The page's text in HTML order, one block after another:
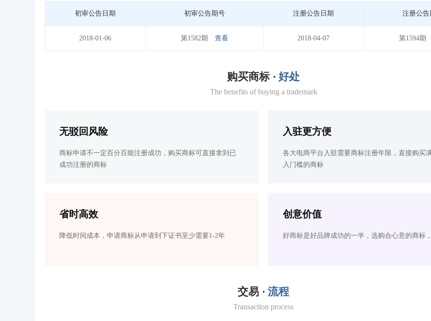
初审公告日期 初审公告期号 注册公告日期 注册公告
2018-01-06 第1582期 查看 2018-04-07 第1594期
购买商标 · 好处
The benefits of buying a trademark
无驳回风险
商标申请不一定百分百能注册成功，购买商标可直接拿到已
成功注册的商标
入驻更方便
各大电商平台入驻需要商标注册年限，直接购买
入门槛的商标
省时高效
降低时间成本，申请商标从申请到下证书至少需要1-2年
创意价值
好商标是好品牌成功的一半，选购合心意的商标
交易 · 流程
Transaction process